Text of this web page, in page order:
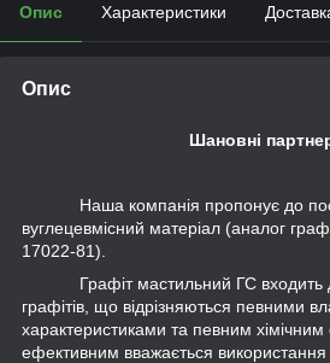
Опис Характеристики
Опис
Шановні
Наша компанія пропонує до
вуглецевмісний матеріал (аналог
17022-81).
Графіт мастильний ГС входить до
графітів, що відрізняються певними
характеристиками та певним
ефективним вважається використання